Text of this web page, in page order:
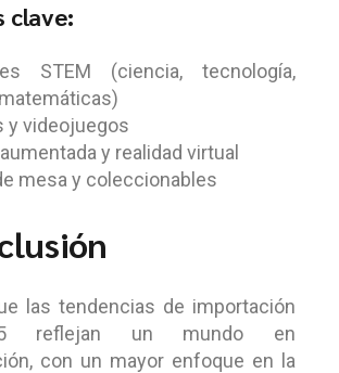
clave:
STEM (ciencia, tecnología,
y videojuegos
y realidad virtual
mesa y coleccionables
las tendencias de importación
reflejan un mundo en
con un mayor enfoque en la